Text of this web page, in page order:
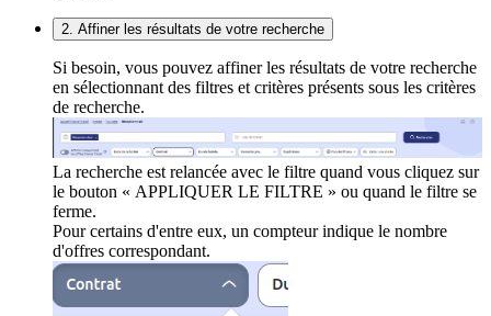
2. Affiner les résultats de votre recherche
Si besoin, vous pouvez affiner les résultats de votre recherche
en sélectionnant des filtres et critères présents sous les critères
de recherche.
La recherche est relancée avec le filtre quand vous cliquez sur
le bouton « APPLIQUER LE FILTRE » ou quand le filtre se
ferme.
Pour certains d'entre eux, un compteur indique le nombre
d'offres correspondant.